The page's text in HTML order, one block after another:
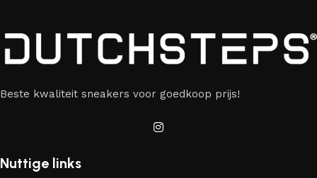
Beste kwaliteit sneakers voor goedkoop prijs!
Nuttige links